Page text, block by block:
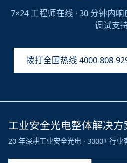
7×24 工程师在线 · 30 分钟内响
调试支
拨打全国热线 4000-808-
工业安全光电整体解决方
20 年深耕工业安全光电 · 3000+ 行业